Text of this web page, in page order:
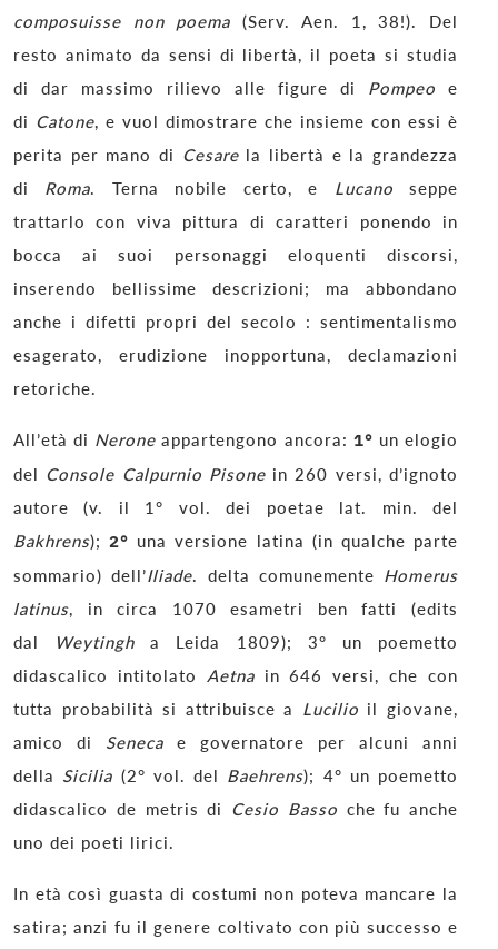
composuisse non poema (Serv. Aen. 1, 38!). Del
resto animato da sensi di libertà, il poeta si studia
di dar massimo rilievo alle figure di Pompeo e
di Catone, e vuol dimostrare che insieme con essi è
perita per mano di Cesarela libertà e la grandezza
di Roma. Terna nobile certo, e Lucano seppe
trattarlo con viva pittura di caratteri ponendo in
bocca ai suoi personaggi eloquenti discorsi,
inserendo bellissime descrizioni; ma abbondano
anche i difetti propri del secolo : sentimentalismo
esagerato, erudizione inopportuna, declamazioni
retoriche.
All’età di Nerone appartengono ancora: 1° un elogio
del Console Calpurnio Pisonein 260 versi, d’ignoto
autore (v. il 1° vol. dei poetae lat. min. del
Bakhrens);2° una versione latina (in qualche parte
sommario) dell’Iliade. delta comunemente Homerus
latinus, in circa 1070 esametri ben fatti (edits
dal
Weytingh a Leida 1809); 3° un poemetto
didascalico intitolato Aetnain 646 versi, che con
tutta probabilità si attribuisce a Lucilio il giovane,
amico di Seneca e governatore per alcuni anni
della Sicilia (2° vol. del Baehrens); 4° un poemetto
didascalico de metris di Cesio Basso che fu anche
uno dei poeti lirici.
In età così guasta di costumi non poteva mancare la
satira; anzi fu il genere coltivato con più successo e